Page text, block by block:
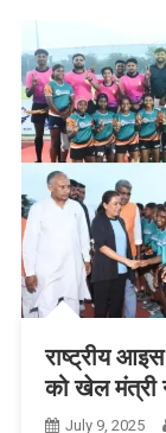
राष्ट्रीय
को खेल मंत्री
July 9, 2025